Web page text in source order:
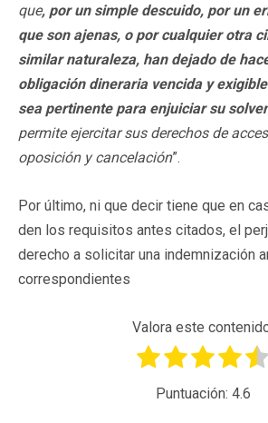
que, por un simple descuido, por un
que son ajenas, o por cualquier otra
similar naturaleza, han dejado de
obligación dineraria vencida y
sea pertinente para enjuiciar su
permite ejercitar sus derechos de
oposición y cancelación”.
Por último, ni que decir tiene que en
den los requisitos antes citados, el
derecho a solicitar una indemnización
correspondientes
Valora este
Puntuación: 4.6